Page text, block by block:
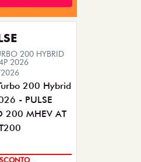
200 HYBRID
2026